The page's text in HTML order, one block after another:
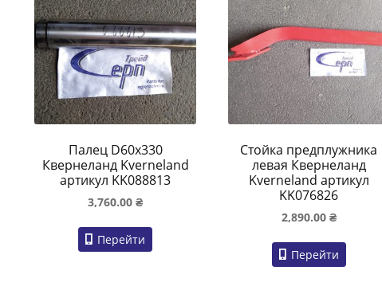
Палец D60x330
Квернеланд Kverneland
артикул KK088813
3,760.00₴
Перейти
Стойка предплужника
левая Квернеланд
Kverneland артикул
KK076826
2,890.00 ₴
Перейти